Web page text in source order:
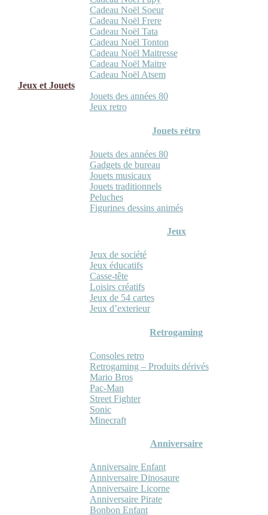
Cadeau Noël Soeur
Cadeau Noël Frere
Cadeau Noël Tata
Cadeau Noël Tonton
Cadeau Noël Maitresse
Cadeau Noël Maitre
Cadeau Noël Atsem
Jeux et Jouets
Jouets des années 80
Jeux retro
Jouets rétro
Jouets des années 80
Gadgets de bureau
Jouets musicaux
Jouets traditionnels
Peluches
Figurines dessins animés
Jeux
Jeux de société
Jeux éducatifs
Casse-tête
Loisirs créatifs
Jeux de 54 cartes
Jeux d’exterieur
Retrogaming
Consoles retro
Retrogaming – Produits dérivés
Mario Bros
Pac-Man
Street Fighter
Sonic
Minecraft
Anniversaire
Anniversaire Enfant
Anniversaire Dinosaure
Anniversaire Licorne
Anniversaire Pirate
Bonbon Enfant